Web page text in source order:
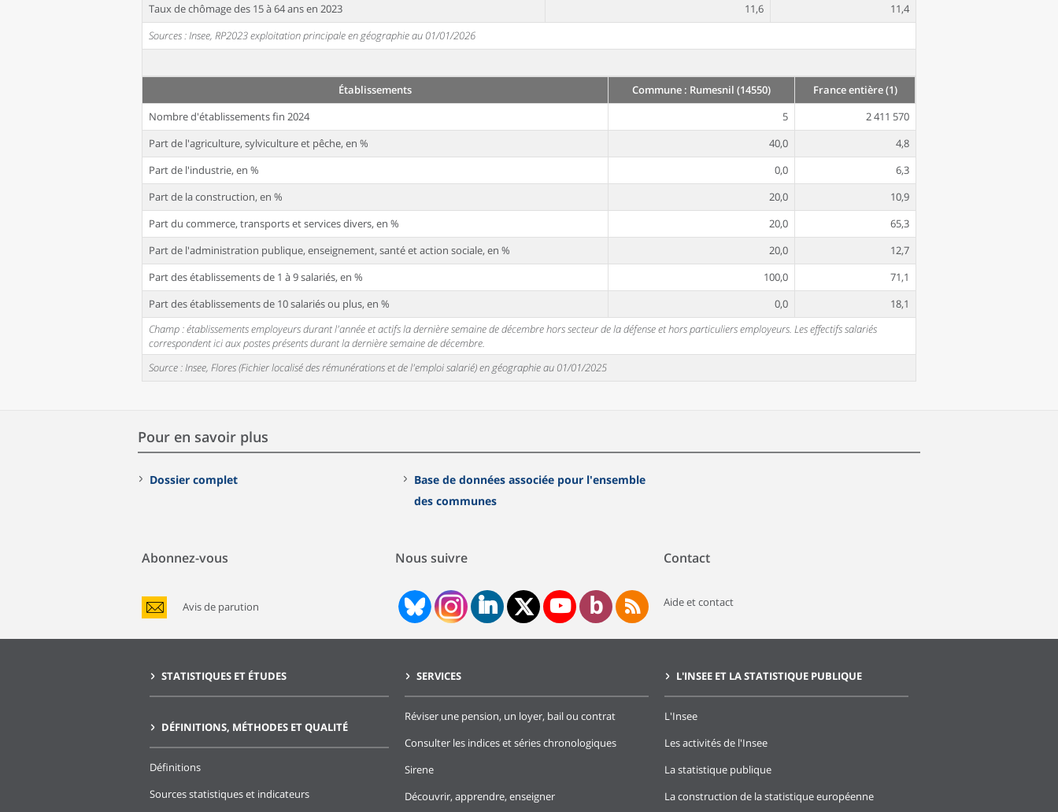
Taux de chômage des 15 à 64 ans en 2023
11,6
11,4
Sources : Insee, RP2023 exploitation principale en géographie au 01/01/2026
Établissements Commune : Rumesnil (14550)
France entière (1)
Nombre d'établissements fin 2024
5
2 411 570
Part de l'agriculture, sylviculture et pêche, en %
40,0
4,8
Part de l'industrie, en %
0,0
6,3
Part de la construction, en %
20,0
10,9
Part du commerce, transports et services divers, en %
20,0
65,3
Part de l'administration publique, enseignement, santé et action sociale, en %
20,0
12,7
Part des établissements de 1 à 9 salariés, en %
100,0
71,1
Part des établissements de 10 salariés ou plus, en %
0,0
18,1
Champ : établissements employeurs durant l'année et actifs la dernière semaine de décembre hors secteur de la défense et hors particuliers employeurs. Les effectifs salariés
correspondent ici aux postes présents durant la dernière semaine de décembre.
Source : Insee, Flores (Fichier localisé des rémunérations et de l'emploi salarié) en géographie au 01/01/2025
Pour en savoir plus
Dossier complet
Base de données associée pour l'ensemble
des communes
Abonnez-vous
Avis de parution
Nous suivre Contact
Aide et contact
STATISTIQUES ET ÉTUDES
DÉFINITIONS, MÉTHODES ET QUALITÉ
Définitions
Sources statistiques et indicateurs
SERVICES
Réviser une pension, un loyer, bail ou contrat
Consulter les indices et séries chronologiques
Sirene
Découvrir, apprendre, enseigner
L'INSEE ET LA STATISTIQUE PUBLIQUE
L'Insee
Les activités de l'Insee
La statistique publique
La construction de la statistique européenne